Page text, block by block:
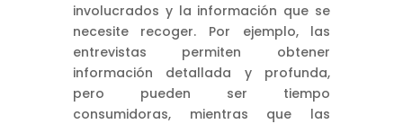
involucrados y la información que se
necesite recoger. Por ejemplo, las
entrevistas permiten obtener
información detallada y profunda,
pero pueden ser tiempo
consumidoras, mientras que las